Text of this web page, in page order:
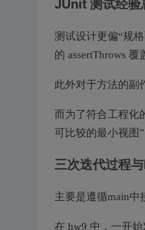
JUnit 测试经验
测试设计更偏“规
的 assertThrows 覆
此外对于方法的副
而为了符合工程化
可比较的最小视图
三次迭代过程
主要是遵循main中
在 hw9 中，一开